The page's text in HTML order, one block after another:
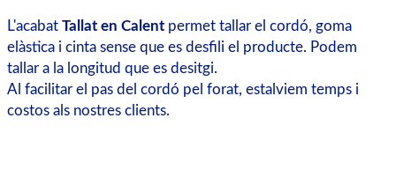
L'acabat Tallat en Calentpermet tallar el cordó, goma
elàstica i cinta sense que es desfili el producte. Podem
tallar a la longitud que es desitgi.
Al facilitar el pas del cordó pel forat, estalviem temps i
costos als nostres clients.